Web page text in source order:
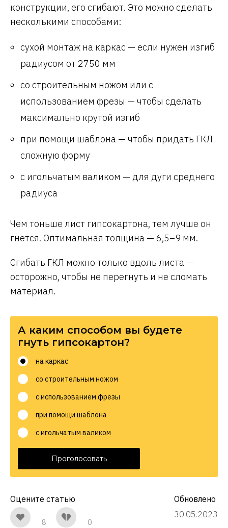
конструкции, его сгибают. Это можно сделать
несколькими способами:
сухой монтаж на каркас — если нужен изгиб
радиусом от 2750 мм
со строительным ножом или с
использованием фрезы — чтобы сделать
максимально крутой изгиб
при помощи шаблона — чтобы придать ГКЛ
сложную форму
с игольчатым валиком — для дуги среднего
радиуса
Чем тоньше лист гипсокартона, тем лучше он
гнется. Оптимальная толщина — 6,5–9 мм.
Сгибать ГКЛ можно только вдоль листа —
осторожно, чтобы не перегнуть и не сломать
материал.
А каким способом вы будете
гнуть гипсокартон?
на каркас
со строительным ножом
с использованием фрезы
при помощи шаблона
с игольчатым валиком
Проголосовать
Оцените статью
8 0
Обновлено
30.05.2023